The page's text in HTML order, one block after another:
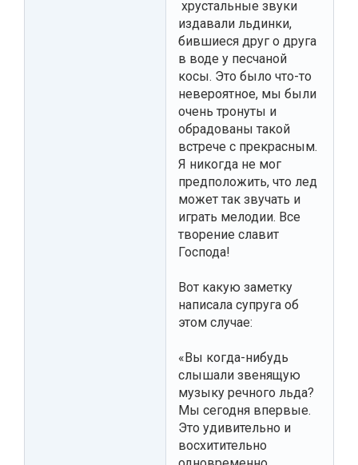
хрустальные звуки
издавали льдинки,
бившиеся друг о друга
в воде у песчаной
косы. Это было что-то
невероятное, мы были
очень тронуты и
обрадованы такой
встрече с прекрасным.
Я никогда не мог
предположить, что лед
может так звучать и
играть мелодии. Все
творение славит
Господа!
Вот какую заметку
написала супруга об
этом случае:
«Вы когда-нибудь
слышали звенящую
музыку речного льда?
Мы сегодня впервые.
Это удивительно и
восхитительно